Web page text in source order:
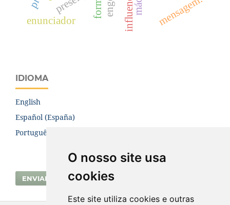
O nosso site usa
cookies
Este site utiliza cookies e outras
mensagem.
enunciador
IDIOMA
English
Español (España)
Português (Brasil)
ENVIAR SUBMISSÃO